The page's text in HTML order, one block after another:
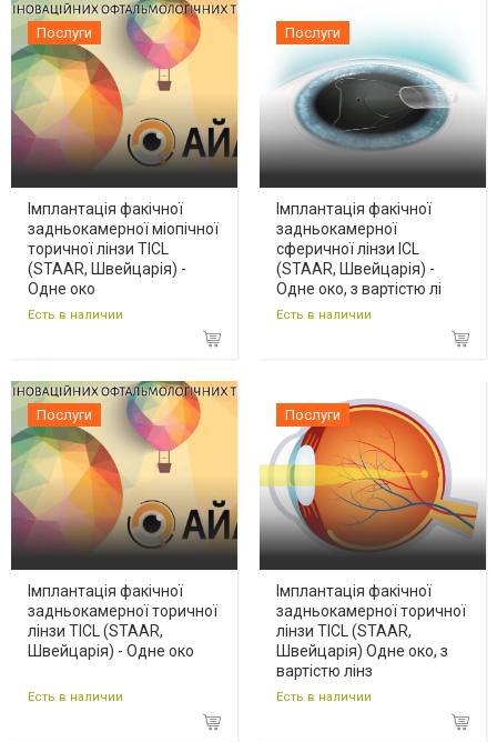
Послуги
Імплантація факічної
задньокамерної міопічної
торичної лінзи TICL
(STAAR, Швейцарія) -
Одне око
Есть в наличии
Послуги
Імплантація факічної
задньокамерної
сферичної лінзи ICL
(STAAR, Швейцарія) -
Одне око, з вартістю лі
Есть в наличии
Послуги
Імплантація факічної
задньокамерної торичної
лінзи TICL (STAAR,
Швейцарія) - Одне око
Есть в наличии
Послуги
Імплантація факічної
задньокамерної торичної
лінзи TICL (STAAR,
Швейцарія) Одне око, з
вартістю лінз
Есть в наличии